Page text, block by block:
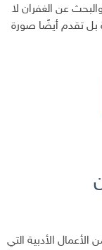
عن الغفران لا
بل تقدم أيضًا صورة
الأدبية التي